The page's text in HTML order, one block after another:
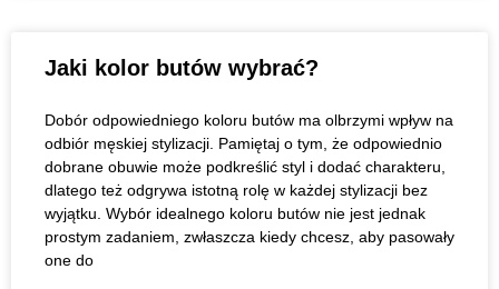
Jaki kolor butów wybrać?
Dobór odpowiedniego koloru butów ma olbrzymi wpływ na
odbiór męskiej stylizacji. Pamiętaj o tym, że odpowiednio
dobrane obuwie może podkreślić styl i dodać charakteru,
dlatego też odgrywa istotną rolę w każdej stylizacji bez
wyjątku. Wybór idealnego koloru butów nie jest jednak
prostym zadaniem, zwłaszcza kiedy chcesz, aby pasowały
one do